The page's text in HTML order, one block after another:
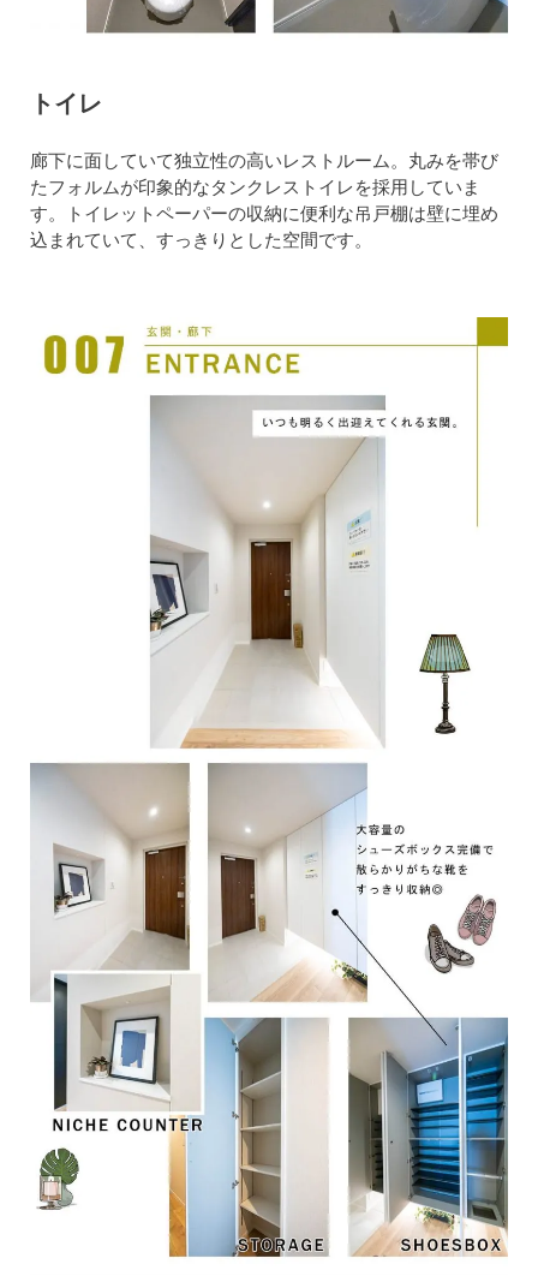
トイレ
廊下に面していて独立性の高いレストルーム。丸みを帯び
たフォルムが印象的なタンクレストイレを採用していま
す。トイレットペーパーの収納に便利な吊戸棚は壁に埋め
込まれていて、すっきりとした空間です。